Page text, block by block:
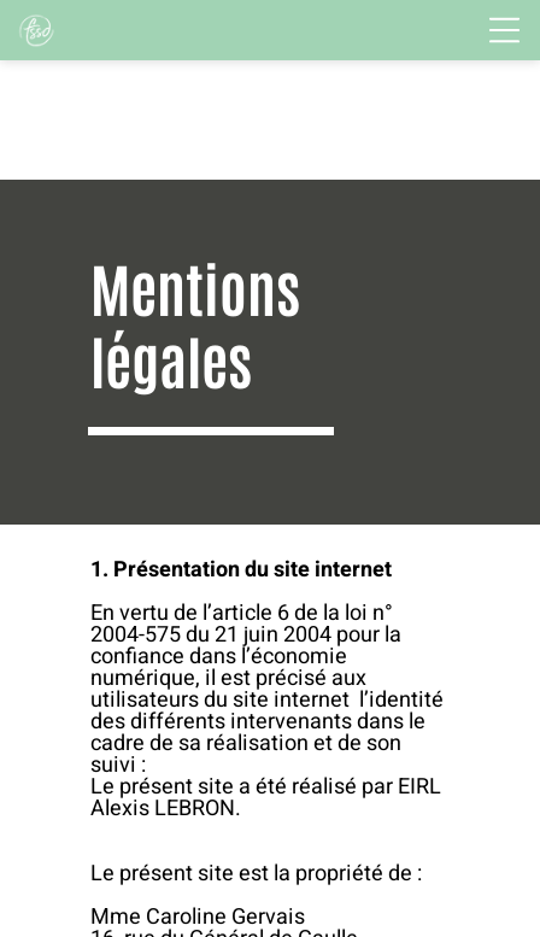
Mentions
légales
1. Présentation du site internet
En vertu de l’article 6 de la loi n°
2004-575 du 21 juin 2004 pour la
confiance dans l’économie
numérique, il est précisé aux
utilisateurs du site internet l’identité
des différents intervenants dans le
cadre de sa réalisation et de son
suivi :
Le présent site a été réalisé par EIRL
Alexis LEBRON.
Le présent site est la propriété de :
Mme Caroline Gervais